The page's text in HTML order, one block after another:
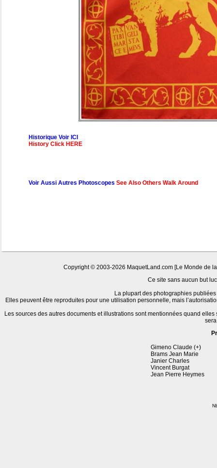
Historique Voir ICI
History Click HERE
Voir Aussi Autres Photoscopes See Also Others Walk Around
Copyright © 2003-2026 MaquetLand.com [Le Monde de
Ce site sans aucun but
La plupart des photographies
Elles peuvent être reproduites pour une utilisation personnelle, mais
Les sources des autres documents et illustrations sont mentionnées quand
Gimeno Claude (+)
Brams Jean Marie
Janier Charles
Vincent Burgat
Jean Pierre Heymes